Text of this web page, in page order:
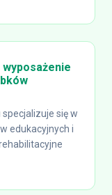
się w
edukacyjnych i